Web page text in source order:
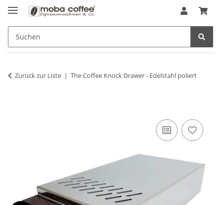
Zurück zur Liste The Coffee Knock Drawer - Edelstahl poliert